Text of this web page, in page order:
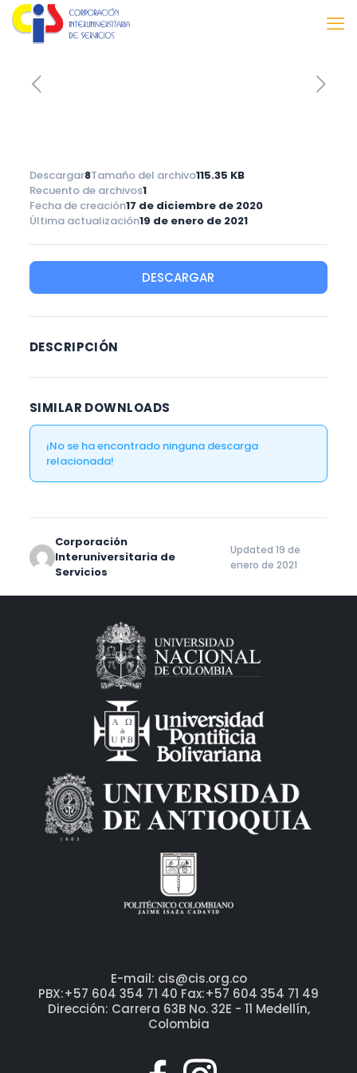
Descargar8Tamaño del archivo115.35 KB
Recuento de archivos1
Fecha de creación17 de diciembre de 2020
Última actualización19 de enero de 2021
DESCARGAR
DESCRIPCIÓN
SIMILAR DOWNLOADS
¡No se ha encontrado ninguna descarga
relacionada!
Corporación
Interuniversitaria de
Servicios
Updated 19 de
enero de 2021
E-mail: cis@cis.org.co
PBX:+57 604 354 71 40 Fax:+57 604 354 71 49
Dirección: Carrera 63B No. 32E - 11 Medellín,
Colombia